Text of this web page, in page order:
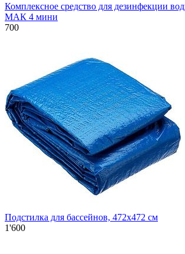
Комплексное средство для дезинфекции
МАК 4 мини
700
Подстилка для бассейнов, 472х472 см
1'600